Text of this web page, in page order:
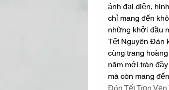
ảnh đại diện,
chỉ mang đến
những khởi đầu
Tết Nguyên Đán
cùng trang
năm mới tràn
mà còn mang
Đón Tết Trọn